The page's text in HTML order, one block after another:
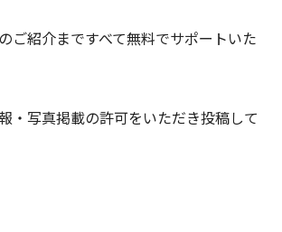
ご紹介まですべて無料でサポートいた
・写真掲載の許可をいただき投稿して